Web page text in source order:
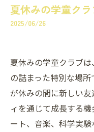
夏休みの学童ク
2025/06/26
夏休みの学童クラブ
の詰まった特別な場
が休みの間に新しい
ィを通じて成長する
ート、音楽、科学実